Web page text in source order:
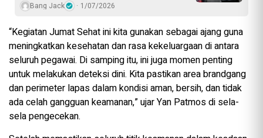
Bang Jack 1/07/2026
“Kegiatan Jumat Sehat ini kita gunakan sebagai ajang guna
meningkatkan kesehatan dan rasa kekeluargaan di antara
seluruh pegawai. Di samping itu, ini juga momen penting
untuk melakukan deteksi dini. Kita pastikan area brandgang
dan perimeter lapas dalam kondisi aman, bersih, dan tidak
ada celah gangguan keamanan,” ujar Yan Patmos di sela-
sela pengecekan.